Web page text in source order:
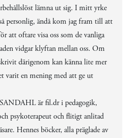
lämna ut sig. I mitt yrke
personlig, ändå kom jag fram till att
att oftare visa oss som de vanliga
vidgar klyftan mellan oss. Om
därigenom kan känna lite mer
varit en mening med att ge ut
är fil.dr i pedagogik,
psykoterapeut och flitigt anlitad
Hennes böcker, alla präglade av